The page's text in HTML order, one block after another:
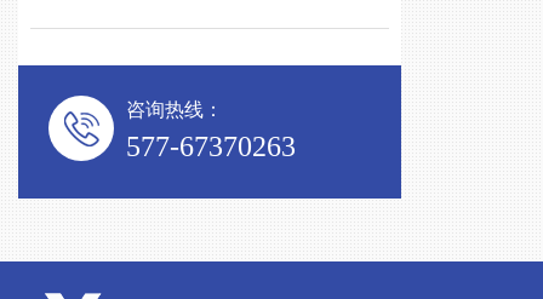
咨询热线：
577-67370263